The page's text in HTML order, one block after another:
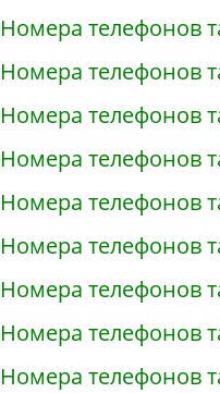
Номера телефонов
Номера телефонов
Номера телефонов
Номера телефонов
Номера телефонов
Номера телефонов
Номера телефонов
Номера телефонов
Номера телефонов